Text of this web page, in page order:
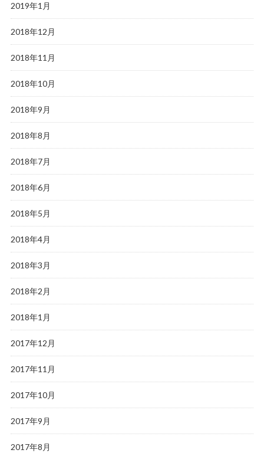
2019年1月
2018年12月
2018年11月
2018年10月
2018年9月
2018年8月
2018年7月
2018年6月
2018年5月
2018年4月
2018年3月
2018年2月
2018年1月
2017年12月
2017年11月
2017年10月
2017年9月
2017年8月